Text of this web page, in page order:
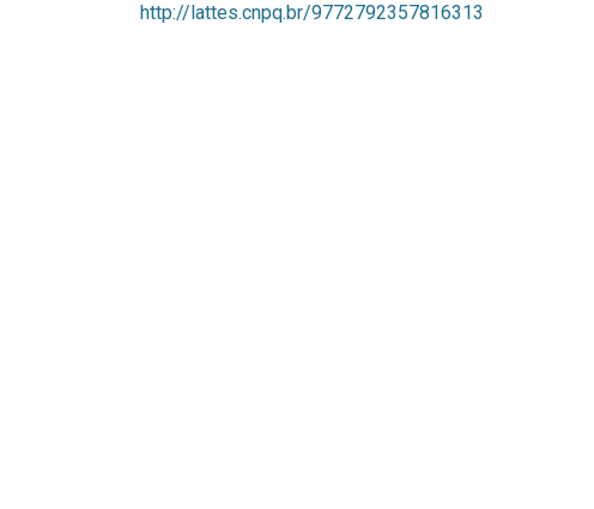
http://lattes.cnpq.br/9772792357816313